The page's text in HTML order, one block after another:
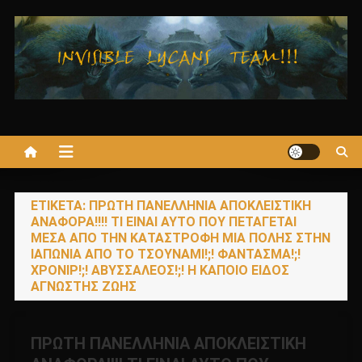
στο
περιεχόμενο
ΕΤΙΚΈΤΑ: ΠΡΩΤΗ ΠΑΝΕΛΛΗΝΙΑ ΑΠΟΚΛΕΙΣΤΙΚΗ
ΑΝΑΦΟΡΑ!!!! ΤΙ ΕΙΝΑΙ ΑΥΤΟ ΠΟΥ ΠΕΤΑΓΕΤΑΙ
ΜΕΣΑ ΑΠΟ ΤΗΝ ΚΑΤΑΣΤΡΟΦΗ ΜΙΑ ΠΟΛΗΣ ΣΤΗΝ
ΙΑΠΩΝΙΑ ΑΠΟ ΤΟ ΤΣΟΥΝΑΜΙ!;! ΦΑΝΤΑΣΜΑ!;!
ΧΡΟΝΙΡ!;! ΑΒΥΣΣΑΛΕΟΣ!;! Η ΚΑΠΟΙΟ ΕΙΔΟΣ
ΑΓΝΩΣΤΗΣ ΖΩΗΣ
ΠΡΩΤΗ ΠΑΝΕΛΛΗΝΙΑ ΑΠΟΚΛΕΙΣΤΙΚΗ